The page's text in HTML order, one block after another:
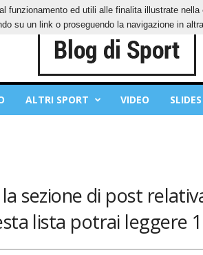
POLICY
ALTRI SPORT VIDEO SLIDES
sezione di post
lista potrai leggere
ed utili alle finalita illustrate
su un link o proseguendo la navigazione in